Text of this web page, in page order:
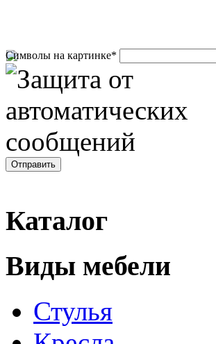
Символы на картинке*
Каталог
Виды мебели
Стулья